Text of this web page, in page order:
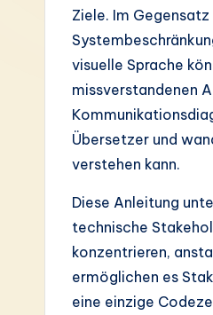
m
Ziele. Im
visuelle Sprache
missverstandenen
Übersetzer und
verstehen kann.
Diese Anleitung
technische
konzentrieren,
ermöglichen es
eine einzige